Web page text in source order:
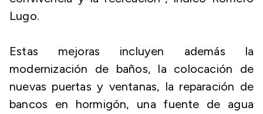
Lugo.
Estas mejoras incluyen además la
modernización de baños, la colocación de
nuevas puertas y ventanas, la reparación de
bancos en hormigón, una fuente de agua